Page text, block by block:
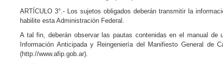
ARTÍCULO 3°.- Los sujetos obligados deberán transmitir la
habilite esta Administración Federal.
A tal fin, deberán observar las pautas contenidas en el manual de
Información Anticipada y Reingeniería del Manifiesto General de
(http://www.afip.gob.ar).